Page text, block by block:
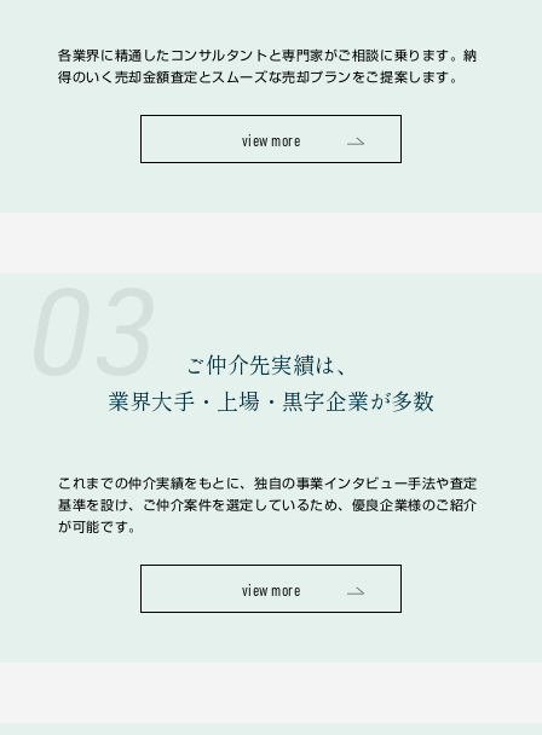
各業界に精通したコンサルタントと専門家がご相談に乗ります。納
得のいく売却金額査定とスムーズな売却プランをご提案します。
view more
ご仲介先実績は、
業界大手・上場・黒字企業が多数
これまでの仲介実績をもとに、独自の事業インタビュー手法や査定
基準を設け、ご仲介案件を選定しているため、優良企業様のご紹介
が可能です。
view more